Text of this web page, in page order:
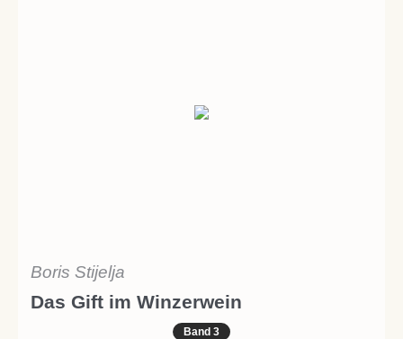
Boris Stijelja
Das Gift im Winzerwein
Band 3